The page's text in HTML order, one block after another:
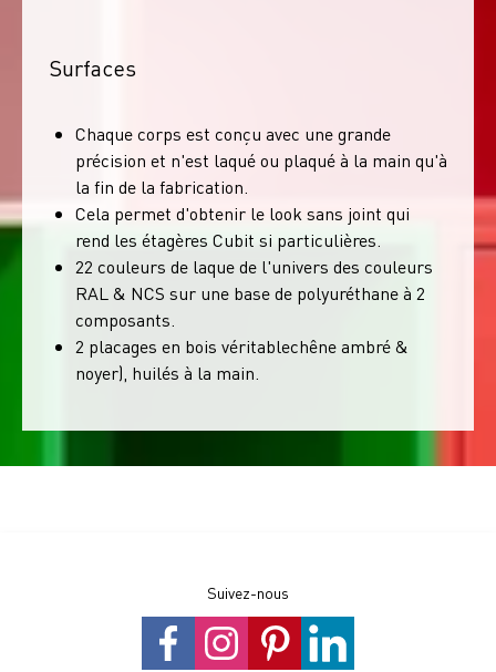
Surfaces
Chaque corps est conçu avec une grande
précision et n'est laqué ou plaqué à la main qu'à
la fin de la fabrication.
Cela permet d'obtenir le look sans joint qui
rend les étagères Cubit si particulières.
22 couleurs de laque de l'univers des couleurs
RAL & NCS sur une base de polyuréthane à 2
composants.
2 placages en bois véritablechêne ambré &
noyer), huilés à la main.
Suivez-nous